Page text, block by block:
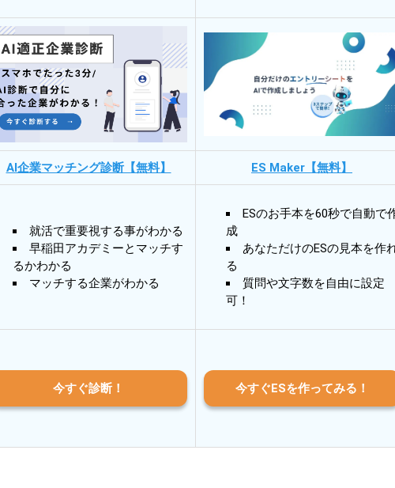
AI企業マッチング診断【無料】 ES Maker【無料】
就活で重要視する事がわかる
早稲田アカデミーとマッチす
るかわかる
マッチする企業がわかる
ESのお手本を60秒で自動で
成
あなただけのESの見本を作
る
質問や文字数を自由に設定
可！
今すぐ診断！ 今すぐESを作ってみる！